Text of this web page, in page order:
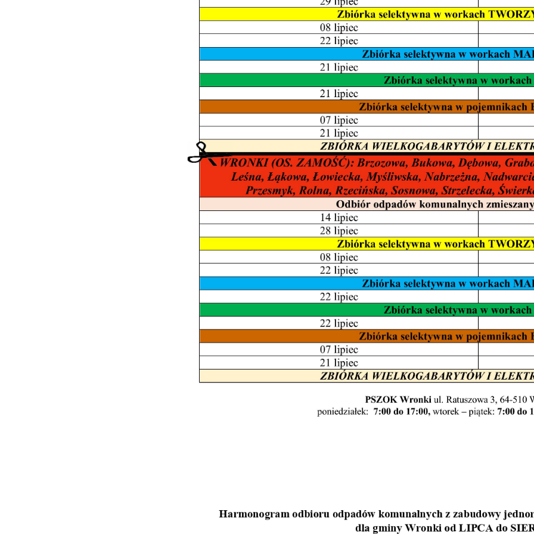
podmiotów trzecich lub firm będących naszymi partnerami oraz innych dostawców
usług. Firmy te działają w charakterze pośredników prezentujących nasze treści w
postaci wiadomości, ofert, komunikatów mediów społecznościowych.